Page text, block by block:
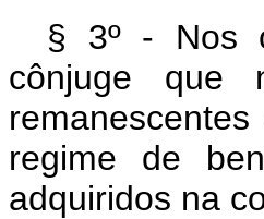
§ 3º - Nos
cônjuge que
regime de
adquiridos na